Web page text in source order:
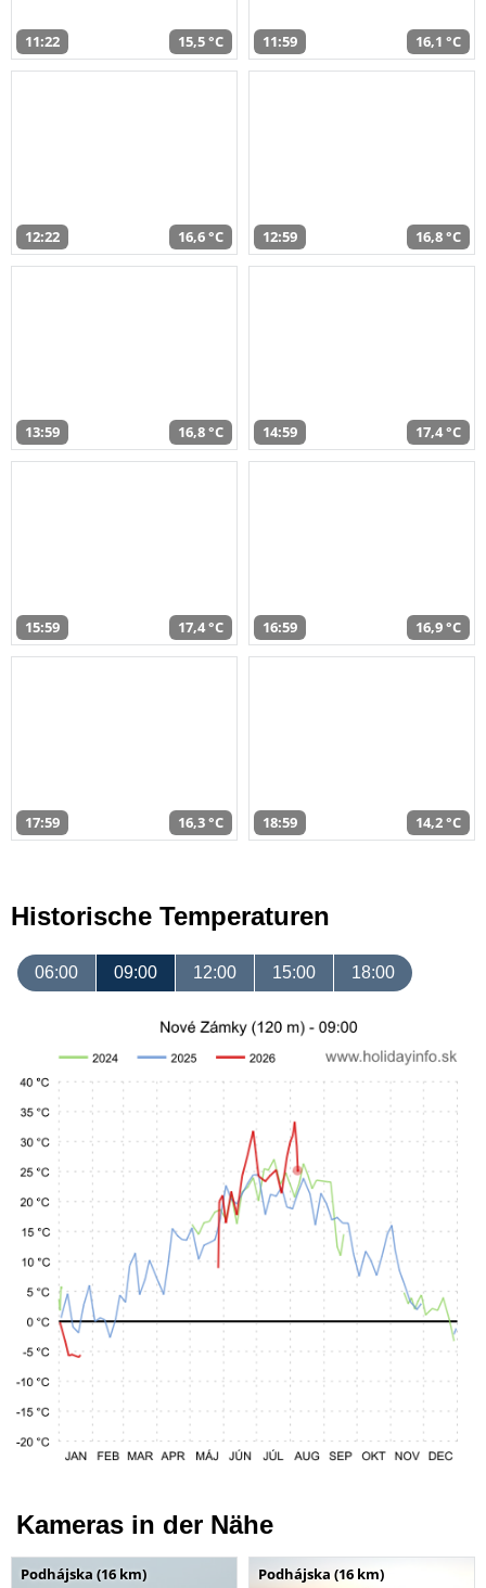
11:22 15,5 °C 11:59 16,1 °C
12:22 16,6 °C 12:59 16,8 °C
13:59 16,8 °C 14:59 17,4 °C
15:59 17,4 °C 16:59 16,9 °C
17:59 16,3 °C 18:59 14,2 °C
Historische Temperaturen
06:00 09:00 12:00 15:00 18:00
Kameras in der Nähe
Podhájska (16 km) Podhájska (16 km)